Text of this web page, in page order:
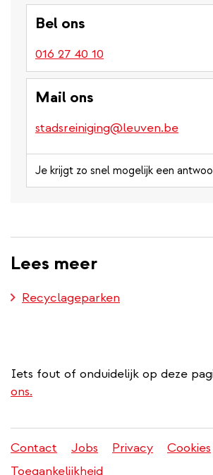
Bel ons
016 27 40 10
Mail ons
stadsreiniging@leuven.be
Je krijgt zo snel mogelijk een
Lees meer
Recyclageparken
Iets fout of onduidelijk op deze
ons.
Juridisch
Contact Jobs Privacy Cookies
Toegankelijkheid